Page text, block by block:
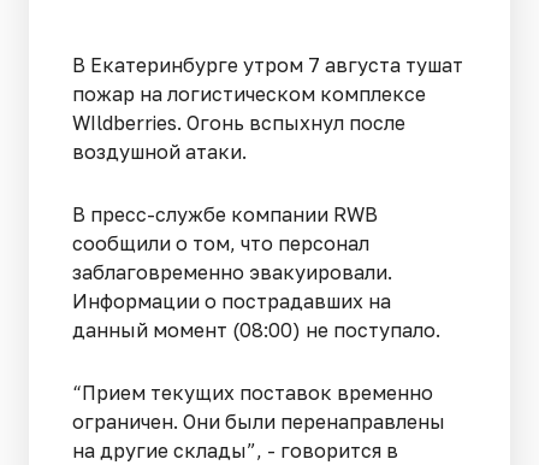
В Екатеринбурге утром 7 августа тушат
пожар на логистическом комплексе
WIldberries. Огонь вспыхнул после
воздушной атаки.
В пресс-службе компании RWB
сообщили о том, что персонал
заблаговременно эвакуировали.
Информации о пострадавших на
данный момент (08:00) не поступало.
“Прием текущих поставок временно
ограничен. Они были перенаправлены
на другие склады”, - говорится в